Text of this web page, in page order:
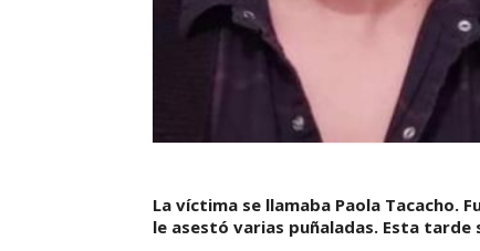
La víctima se llamaba Paola Tacacho.
le asestó varias puñaladas. Esta tarde